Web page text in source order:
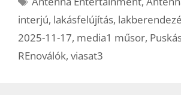
interjú, lakásfelújítás,
2025-11-17, media1 műsor,
REnoválók, viasat3